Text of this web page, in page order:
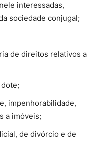
interessadas,
sociedade conjugal;
de direitos relativos a
impenhorabilidade,
a imóveis;
de divórcio e de